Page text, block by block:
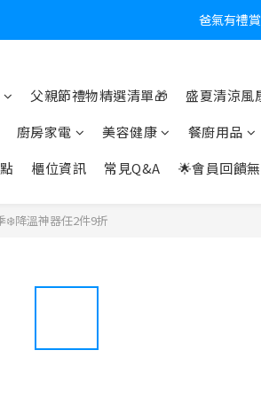
爸氣有禮
父親節禮物精選清單🎁
盛夏清涼
廚房家電 美容健康
餐廚用品
櫃位資訊 常見Q&A 🌟會員回饋
降溫神器任2件9折